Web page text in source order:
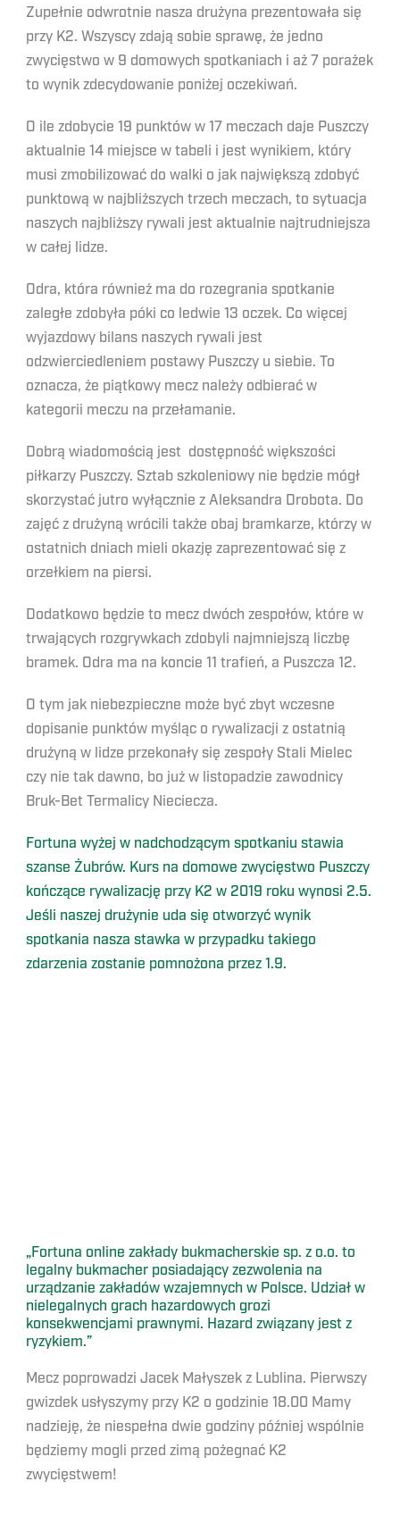
Zupełnie odwrotnie nasza drużyna prezentowała się
przy K2. Wszyscy zdają sobie sprawę, że jedno
zwycięstwo w 9 domowych spotkaniach i aż 7 porażek
to wynik zdecydowanie poniżej oczekiwań.
O ile zdobycie 19 punktów w 17 meczach daje Puszczy
aktualnie 14 miejsce w tabeli i jest wynikiem, który
musi zmobilizować do walki o jak największą zdobyć
punktową w najbliższych trzech meczach, to sytuacja
naszych najbliższy rywali jest aktualnie najtrudniejsza
w całej lidze.
Odra, która również ma do rozegrania spotkanie
zaległe zdobyła póki co ledwie 13 oczek. Co więcej
wyjazdowy bilans naszych rywali jest
odzwierciedleniem postawy Puszczy u siebie. To
oznacza, że piątkowy mecz należy odbierać w
kategorii meczu na przełamanie.
Dobrą wiadomością jest dostępność większości
piłkarzy Puszczy. Sztab szkoleniowy nie będzie mógł
skorzystać jutro wyłącznie z Aleksandra Drobota. Do
zajęć z drużyną wrócili także obaj bramkarze, którzy w
ostatnich dniach mieli okazję zaprezentować się z
orzełkiem na piersi.
Dodatkowo będzie to mecz dwóch zespołów, które w
trwających rozgrywkach zdobyli najmniejszą liczbę
bramek. Odra ma na koncie 11 trafień, a Puszcza 12.
O tym jak niebezpieczne może być zbyt wczesne
dopisanie punktów myśląc o rywalizacji z ostatnią
drużyną w lidze przekonały się zespoły Stali Mielec
czy nie tak dawno, bo już w listopadzie zawodnicy
Bruk-Bet Termalicy Nieciecza.
Fortuna wyżej w nadchodzącym spotkaniu stawia
szanse Żubrów. Kurs na domowe zwycięstwo Puszczy
kończące rywalizację przy K2 w 2019 roku wynosi 2.5.
Jeśli naszej drużynie uda się otworzyć wynik
spotkania nasza stawka w przypadku takiego
zdarzenia zostanie pomnożona przez 1.9.
„Fortuna online zakłady bukmacherskie sp. z o.o. to
legalny bukmacher posiadający zezwolenia na
urządzanie zakładów wzajemnych w Polsce. Udział w
nielegalnych grach hazardowych grozi
konsekwencjami prawnymi. Hazard związany jest z
ryzykiem.”
Mecz poprowadzi Jacek Małyszek z Lublina. Pierwszy
gwizdek usłyszymy przy K2 o godzinie 18.00 Mamy
nadzieję, że niespełna dwie godziny później wspólnie
będziemy mogli przed zimą pożegnać K2
zwycięstwem!